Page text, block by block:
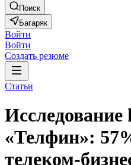
Поиск
Багаряк
Войти
Войти
Создать резюме
Статьи
«Телфин»:
телеком-